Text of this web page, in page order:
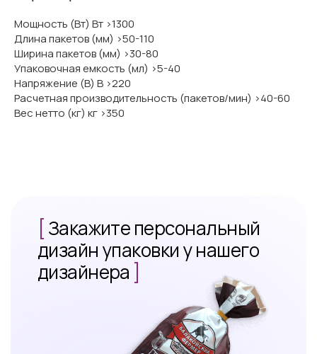
Мощность (Вт) Вт >1300
Длина пакетов (мм) >50-110
Ширина пакетов (мм) >30-80
Упаковочная емкость (мл) >5-40
Напряжение (В) В >220
Расчетная производительность (пакетов/мин) >40-60
Вес нетто (кг) кг >350
[Закажите персональный
дизайн упаковки у нашего
дизайнера ]